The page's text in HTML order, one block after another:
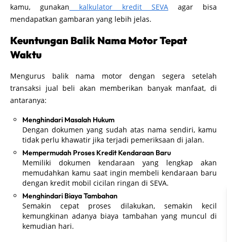
kamu, gunakan kalkulator kredit SEVA agar bisa
mendapatkan gambaran yang lebih jelas.
Keuntungan Balik Nama Motor Tepat
Waktu
Mengurus balik nama motor dengan segera setelah
transaksi jual beli akan memberikan banyak manfaat, di
antaranya:
Menghindari Masalah Hukum
Dengan dokumen yang sudah atas nama sendiri, kamu
tidak perlu khawatir jika terjadi pemeriksaan di jalan.
Mempermudah Proses Kredit Kendaraan Baru
Memiliki dokumen kendaraan yang lengkap akan
memudahkan kamu saat ingin membeli kendaraan baru
dengan kredit mobil cicilan ringan di SEVA.
Menghindari Biaya Tambahan
Semakin cepat proses dilakukan, semakin kecil
kemungkinan adanya biaya tambahan yang muncul di
kemudian hari.